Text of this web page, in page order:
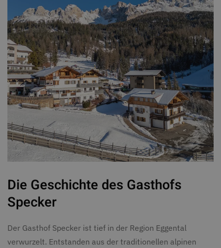
Die Geschichte des Gasthofs
Specker
Der Gasthof Specker ist tief in der Region Eggental
verwurzelt. Entstanden aus der traditionellen alpinen